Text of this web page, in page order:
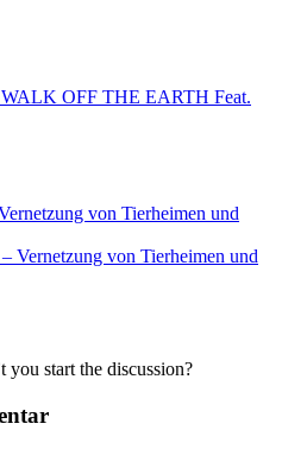
OFF THE EARTH Feat.
von Tierheimen und
you start the discussion?